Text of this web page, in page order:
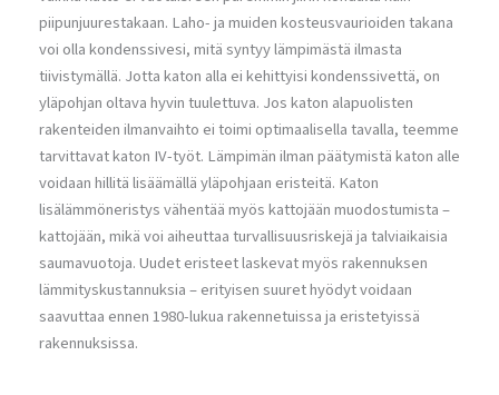
piipunjuurestakaan. Laho- ja muiden kosteusvaurioiden takana
voi olla kondenssivesi, mitä syntyy lämpimästä ilmasta
tiivistymällä. Jotta katon alla ei kehittyisi kondenssivettä, on
yläpohjan oltava hyvin tuulettuva. Jos katon alapuolisten
rakenteiden ilmanvaihto ei toimi optimaalisella tavalla, teemme
tarvittavat katon IV-työt. Lämpimän ilman päätymistä katon alle
voidaan hillitä lisäämällä yläpohjaan eristeitä. Katon
lisälämmöneristys vähentää myös kattojään muodostumista –
kattojään, mikä voi aiheuttaa turvallisuusriskejä ja talviaikaisia
saumavuotoja. Uudet eristeet laskevat myös rakennuksen
lämmityskustannuksia – erityisen suuret hyödyt voidaan
saavuttaa ennen 1980-lukua rakennetuissa ja eristetyissä
rakennuksissa.